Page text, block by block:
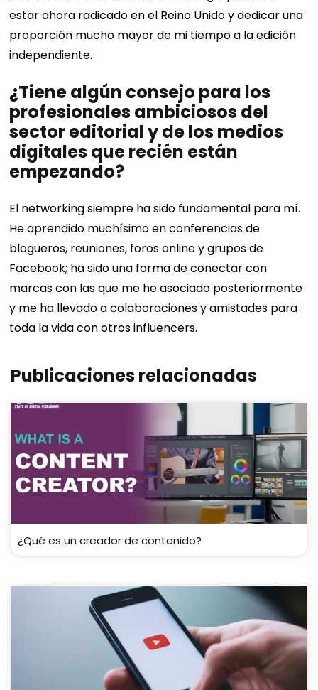
estar ahora radicado en el Reino Unido y dedicar una
proporción mucho mayor de mi tiempo a la edición
independiente.
¿Tiene algún consejo para los
profesionales ambiciosos del
sector editorial y de los medios
digitales que recién están
empezando?
El networking siempre ha sido fundamental para mí.
He aprendido muchísimo en conferencias de
blogueros, reuniones, foros online y grupos de
Facebook; ha sido una forma de conectar con
marcas con las que me he asociado posteriormente
y me ha llevado a colaboraciones y amistades para
toda la vida con otros influencers.
Publicaciones relacionadas
¿Qué es un creador de contenido?